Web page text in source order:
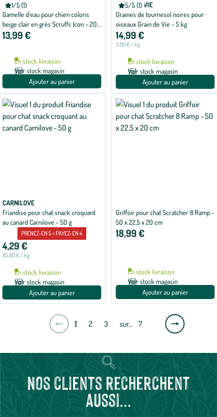
1/5 (1)
Note
moyenne
de
1
sur
SCRUFFS
Gamelle d'eau pour chien coloris
beige clair en grès Scruffs Icon – 20 x
20 x 10,5 cm
13,99 €
En stock livraison
Voir stock magasin
Ajouter au panier
5/5 (1)
Note
moyenne
de
5
sur
5
avec
GRAIN DE VIE
Graines de tournesol noires pour
oiseaux Grain de Vie - 5 kg
14,99 €
3,00 € / kg
En stock livraison
Voir stock magasin
Ajouter au panier
CARNILOVE
Friandise pour chat snack croquant
au canard Carnilove - 50 g
PRENEZ-EN 5 = PAYEZ-EN 4
4,29 €
85,80 € / kg
En stock livraison
Voir stock magasin
Ajouter au panier
Griffoir pour chat Scratcher 8 Ramp -
50 x 22,5 x 20 cm
18,99 €
En stock livraison
Voir stock magasin
Ajouter au panier
1 2 3 sur… 7
Page
suivante
Nos clients recherchent
aussi...